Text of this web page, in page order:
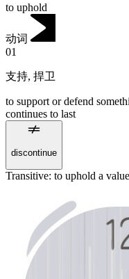
to uphold
动词
01
支持, 捍卫
to support or defend
continues to last
discontinue
Transitive: to uphold a